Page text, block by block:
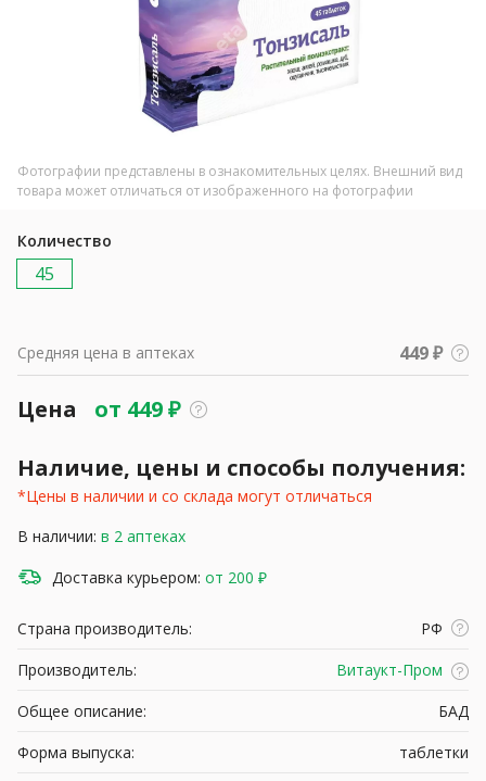
Фотографии представлены в ознакомительных целях. Внешний вид
товара может отличаться от изображенного на фотографии
Количество
45
Средняя цена в аптеках 449 ₽
Цена от 449₽
Наличие, цены и способы получения:
*Цены в наличии и со склада могут отличаться
В наличии: в 2 аптеках
Доставка курьером: от 200 ₽
Страна производитель:
РФ
Производитель:
Витаукт-Пром
Общее описание:
БАД
Форма выпуска:
таблетки